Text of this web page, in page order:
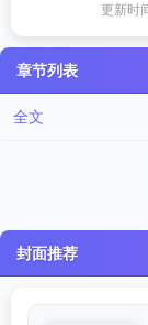
更新时
章节列表
全文
封面推荐